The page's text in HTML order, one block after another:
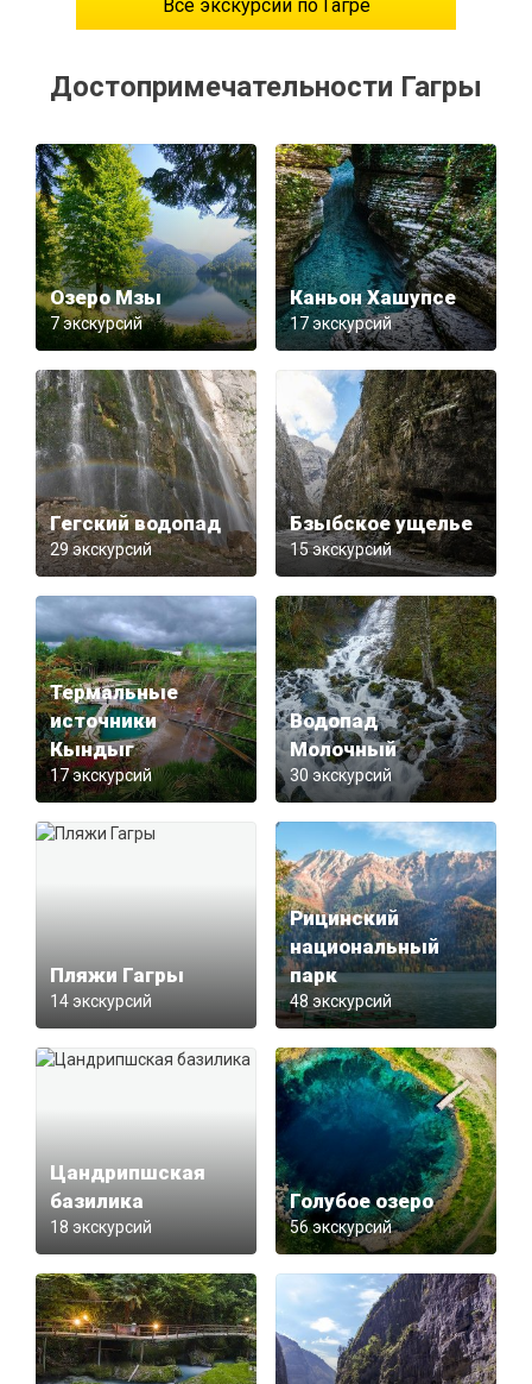
Все экскурсии по Гагре
Достопримечательности Гагры
Озеро Мзы
7 экскурсий
Каньон Хашупсе
17 экскурсий
Гегский водопад
29 экскурсий
Бзыбское ущелье
15 экскурсий
Термальные
источники
Кындыг
17 экскурсий
Водопад
Молочный
30 экскурсий
Пляжи Гагры
14 экскурсий
Рицинский
национальный
парк
48 экскурсий
Цандрипшская
базилика
18 экскурсий
Голубое озеро
56 экскурсий